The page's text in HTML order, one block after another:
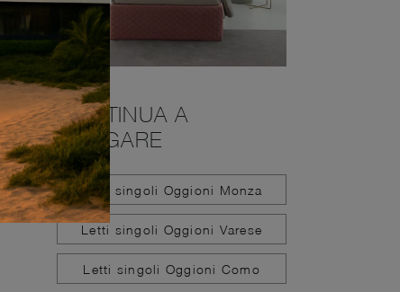
CONTINUA A
NAVIGARE
Letti singoli Oggioni Monza
Letti singoli Oggioni Varese
Letti singoli Oggioni Como